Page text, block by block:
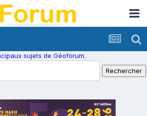
sujets de Géoforum.